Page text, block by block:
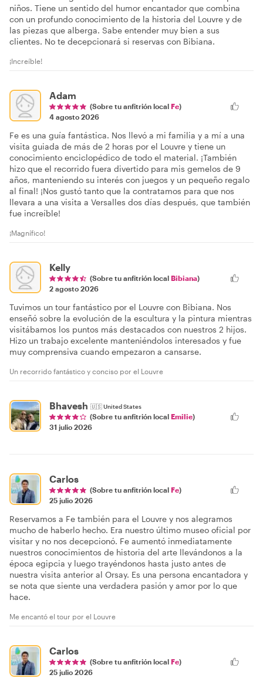
niños. Tiene un sentido del humor encantador que combina
con un profundo conocimiento de la historia del Louvre y de
las piezas que alberga. Sabe entender muy bien a sus
clientes. No te decepcionará si reservas con Bibiana.
¡Increíble!
Adam
(Sobre tu anfitrión local Fe)
4 agosto 2026
Fe es una guía fantástica. Nos llevó a mi familia y a mí a una
visita guiada de más de 2 horas por el Louvre y tiene un
conocimiento enciclopédico de todo el material. ¡También
hizo que el recorrido fuera divertido para mis gemelos de 9
años, manteniendo su interés con juegos y un pequeño regalo
al final! ¡Nos gustó tanto que la contratamos para que nos
llevara a una visita a Versalles dos días después, que también
fue increíble!
¡Magnífico!
Kelly
(Sobre tu anfitrión local Bibiana)
2 agosto 2026
Tuvimos un tour fantástico por el Louvre con Bibiana. Nos
enseñó sobre la evolución de la escultura y la pintura mientras
visitábamos los puntos más destacados con nuestros 2 hijos.
Hizo un trabajo excelente manteniéndolos interesados y fue
muy comprensiva cuando empezaron a cansarse.
Un recorrido fantástico y conciso por el Louvre
Bhavesh 🇺🇸United States
(Sobre tu anfitrión local Emilie)
31 julio 2026
Carlos
(Sobre tu anfitrión local Fe)
25 julio 2026
Reservamos a Fe también para el Louvre y nos alegramos
mucho de haberlo hecho. Era nuestro último museo oficial por
visitar y no nos decepcionó. Fe aumentó inmediatamente
nuestros conocimientos de historia del arte llevándonos a la
época egipcia y luego trayéndonos hasta justo antes de
nuestra visita anterior al Orsay. Es una persona encantadora y
se nota que siente una verdadera pasión y amor por lo que
hace.
Me encantó el tour por el Louvre
Carlos
(Sobre tu anfitrión local Fe)
25 julio 2026